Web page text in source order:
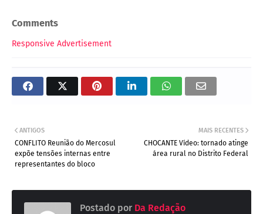
Comments
Responsive Advertisement
MAIS RECENTES
CHOCANTE Vídeo: tornado atinge
área rural no Distrito Federal
ANTIGOS
CONFLITO Reunião do Mercosul
expõe tensões internas entre
representantes do bloco
Postado por Da Redação